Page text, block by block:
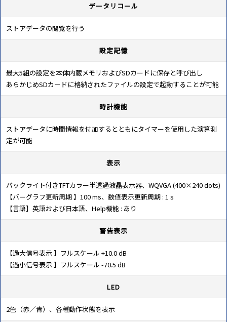
データリコール
ストアデータの閲覧を行う
設定記憶
最大5組の設定を本体内蔵メモリおよびSDカードに保存と呼び出し
あらかじめSDカードに格納されたファイルの設定で起動することが可能
時計機能
ストアデータに時間情報を付加するとともにタイマーを使用した演算測
定が可能
表示
バックライト付きTFTカラー半透過液晶表示器、WQVGA (400×240 dots)
【バーグラフ更新周期 】100 ms、数値表示更新周期 : 1 s
【言語】英語および日本語、Help機能 : あり
警告表示
【過大信号表示 】フルスケール +10.0 dB
【過小信号表示 】フルスケール -70.5 dB
LED
2色（赤／青）、各種動作状態を表示